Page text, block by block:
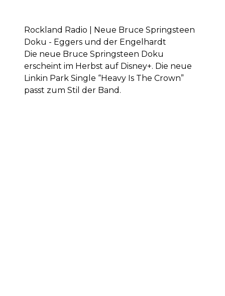
Rockland Radio | Neue Bruce Springsteen
Doku - Eggers und der Engelhardt
Die neue Bruce Springsteen Doku
erscheint im Herbst auf Disney+. Die neue
Linkin Park Single “Heavy Is The Crown”
passt zum Stil der Band.